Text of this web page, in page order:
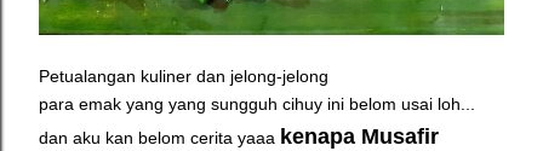
Petualangan kuliner dan jelong-jelong
para emak yang yang sungguh cihuy ini belom usai loh...
dan aku kan belom cerita yaaa kenapa Musafir